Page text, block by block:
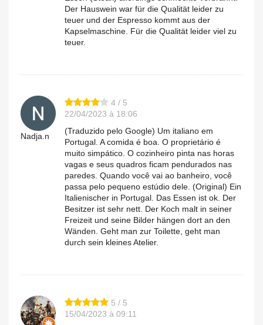
Der Hauswein war für die Qualität leider zu
teuer und der Espresso kommt aus der
Kapselmaschine. Für die Qualität leider viel zu
teuer.
Nadja.n
4 / 5
22/04/2023 à 18:06
(Traduzido pelo Google) Um italiano em
Portugal. A comida é boa. O proprietário é
muito simpático. O cozinheiro pinta nas horas
vagas e seus quadros ficam pendurados nas
paredes. Quando você vai ao banheiro, você
passa pelo pequeno estúdio dele. (Original) Ein
Italienischer in Portugal. Das Essen ist ok. Der
Besitzer ist sehr nett. Der Koch malt in seiner
Freizeit und seine Bilder hängen dort an den
Wänden. Geht man zur Toilette, geht man
durch sein kleines Atelier.
5 / 5
15/04/2023 à 09:11